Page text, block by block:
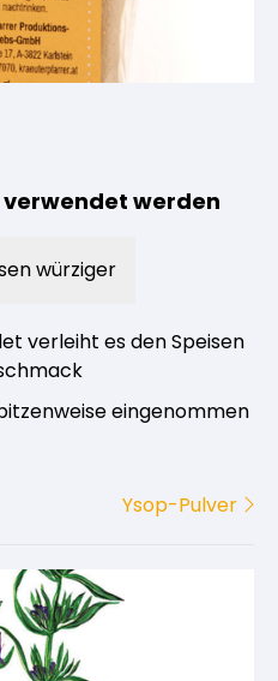
verwendet werden
würziger
verleiht es den Speisen
eingenommen
Ysop-Pulver